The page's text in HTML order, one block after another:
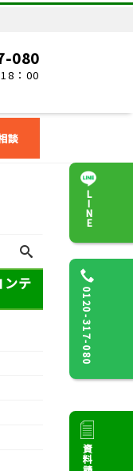
080
：00
談
テ
LINE
0120-317-080